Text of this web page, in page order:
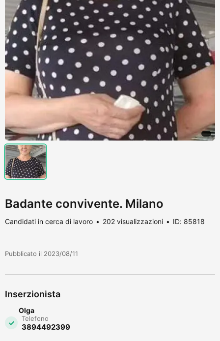
Badante convivente. Milano
Candidati in cerca di lavoro 202 visualizzazioni ID: 85818
Pubblicato il 2023/08/11
Inserzionista
Olga
Telefono
3894492399